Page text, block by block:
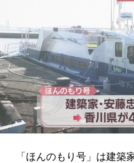
「ほんのもり号」は建築